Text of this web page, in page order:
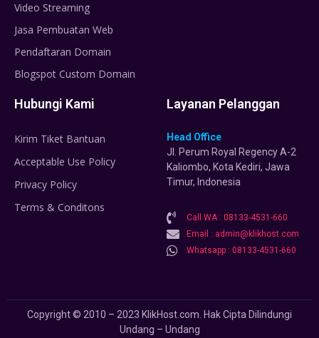
Video Streaming
Jasa Pembuatan Web
Pendaftaran Domain
Blogspot Custom Domain
Hubungi Kami
Kirim Tiket Bantuan
Acceptable Use Policy
Privacy Policy
Terms & Conditons
Layanan Pelanggan
Head Office
Jl. Perum Royal Regency A-2
Kaliombo, Kota Kediri, Jawa
Timur, Indonesia
Call WA : 08133-4531-660
Email : admin@klikhost.com
Whatsapp : 08133-4531-660
Copyright © 2010 – 2023 KlikHost.com. Hak Cipta Dilindungi
Undang – Undang